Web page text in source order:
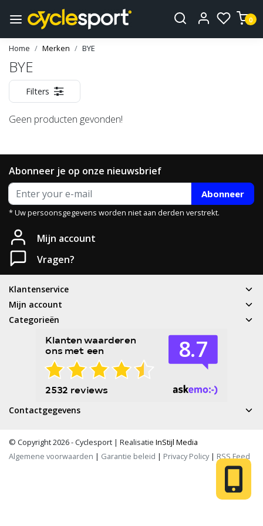
0
Home Merken BYE
BYE
Filters
Geen producten gevonden!
Abonneer je op onze nieuwsbrief
Abonneer
* Uw persoonsgegevens worden niet aan derden verstrekt.
Mijn account
Vragen?
Klantenservice
Mijn account
Categorieën
Contactgegevens
© Copyright 2026 - Cyclesport | Realisatie InStijl Media
Algemene voorwaarden | Garantie beleid | Privacy Policy| RSS Feed